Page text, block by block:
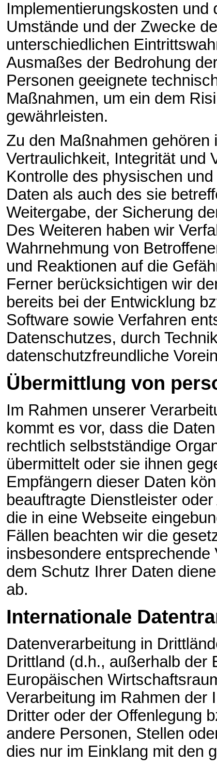
Implementierungskosten und
Umstände und der Zwecke
unterschiedlichen
Ausmaßes der Bedrohung
Personen geeignete
Maßnahmen, um ein dem
gewährleisten.
Zu den Maßnahmen
Vertraulichkeit, Integrität und
Kontrolle des physischen
Daten als auch des sie
Weitergabe, der Sicherung
Des Weiteren haben wir
Wahrnehmung von
und Reaktionen auf die
Ferner berücksichtigen wir
bereits bei der Entwicklung
Software sowie Verfahren
Datenschutzes, durch
datenschutzfreundliche
Übermittlung von
Im Rahmen unserer
kommt es vor, dass die
rechtlich selbstständige
übermittelt oder sie ihnen
Empfängern dieser Daten
beauftragte Dienstleister
die in eine Webseite
Fällen beachten wir die
insbesondere
dem Schutz Ihrer Daten
ab.
Internationale
Datenverarbeitung in
Drittland (d.h., außerhalb der
Europäischen
Verarbeitung im Rahmen der
Dritter oder der Offenlegung
andere Personen, Stellen
dies nur im Einklang mit den